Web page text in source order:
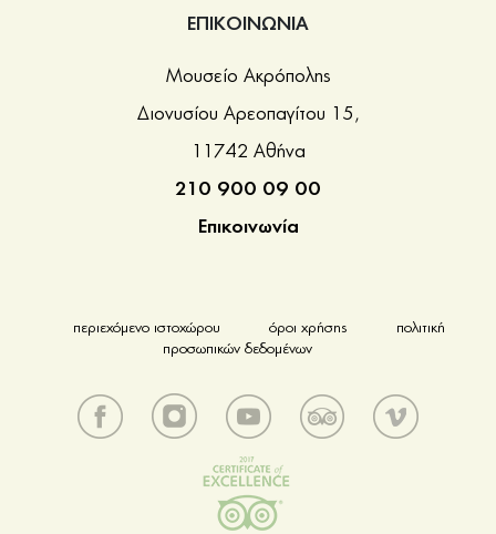
ΕΠΙΚΟΙΝΩΝΙΑ
Μουσείο Ακρόπολης
Διονυσίου Αρεοπαγίτου 15,
11742 Αθήνα
210 900 09 00
Επικοινωνία
περιεχόμενο ιστοχώρου όροι χρήσης
πολιτική
προσωπικών δεδομένων